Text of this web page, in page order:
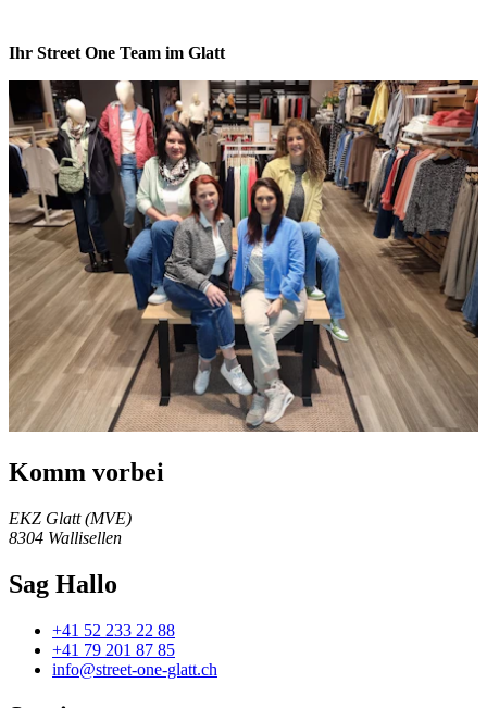
Ihr Street One Team im Glatt
Komm vorbei
EKZ Glatt (MVE)
8304 Wallisellen
Sag Hallo
+41 52 233 22 88
+41 79 201 87 85
info@street-one-glatt.ch